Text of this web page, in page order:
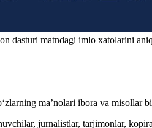
dasturi matndagi imlo xatolarini
ma’nolari ibora va misollar
jurnalistlar, tarjimonlar,